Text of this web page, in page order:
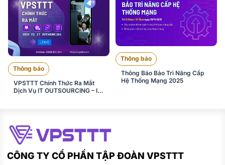
Thông báo
VPSTTT Chính Thức Ra Mắt
Dịch Vụ IT OUTSOURCING – IT
Thông báo
Thông Báo Bảo Trì Nâng Cấp
Hệ Thống Mạng 2025
CÔNG TY CỔ PHẦN TẬP ĐOÀN VPSTTT